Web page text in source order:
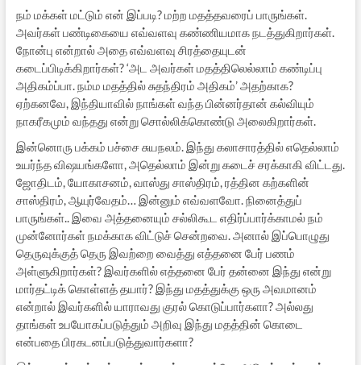
நம் மக்கள் மட்டும் என் இப்படி? மற்ற மதத்தவரைப் பாருங்கள்.
அவர்கள் பண்டிகையை எவ்வளவு கண்ணியமாக நடத்துகிறார்கள்.
நோன்பு என்றால் அதை எவ்வளவு சிரத்தையுடன்
கடைப்பிடிக்கிறார்கள்? ‘அட அவர்கள் மதத்திலெல்லாம் கண்டிப்பு
அதிகம்ப்பா. நம்ம மதத்தில் சுதந்திரம் அதிகம்’ அதற்காக?
ஏற்கனவே, இந்தியாவில் நாங்கள் வந்த பின்னர்தான் கல்வியும்
நாகரீகமும் வந்தது என்று சொல்லிக்கொண்டு அலைகிறார்கள்.
இன்னொரு பக்கம் பச்சை சுயநலம். இந்து கலாசாரத்தில் எதெல்லாம்
உயர்ந்த விஷயங்களோ, அதெல்லாம் இன்று கடைச் சரக்காகி விட்டது.
ஜோதிடம், யோகாசனம், வாஸ்து சாஸ்திரம், ரத்தின கற்களின்
சாஸ்திரம், ஆயுர்வேதம்… இன்னும் எவ்வளவோ. நினைத்துப்
பாருங்கள்.. இவை அத்தனையும் சல்லிகூட எதிர்ப்பார்க்காமல் நம்
முன்னோர்கள் நமக்காக விட்டுச் சென்றவை. அனால் இப்பொழுது
தெருவுக்குத் தெரு இவற்றை வைத்து எத்தனை பேர் பணம்
அள்ளுகிறார்கள்? இவர்களில் எத்தனை பேர் தன்னை இந்து என்று
மார்தட்டிக் கொள்ளத் தயார்? இந்து மதத்துக்கு ஒரு அவமானம்
என்றால் இவர்களில் யாராவது குரல் கொடுப்பார்களா? அல்லது
தாங்கள் உபயோகப்படுத்தும் அறிவு இந்து மதத்தின் கொடை
என்பதை பிரகடனப்படுத்துவார்களா?